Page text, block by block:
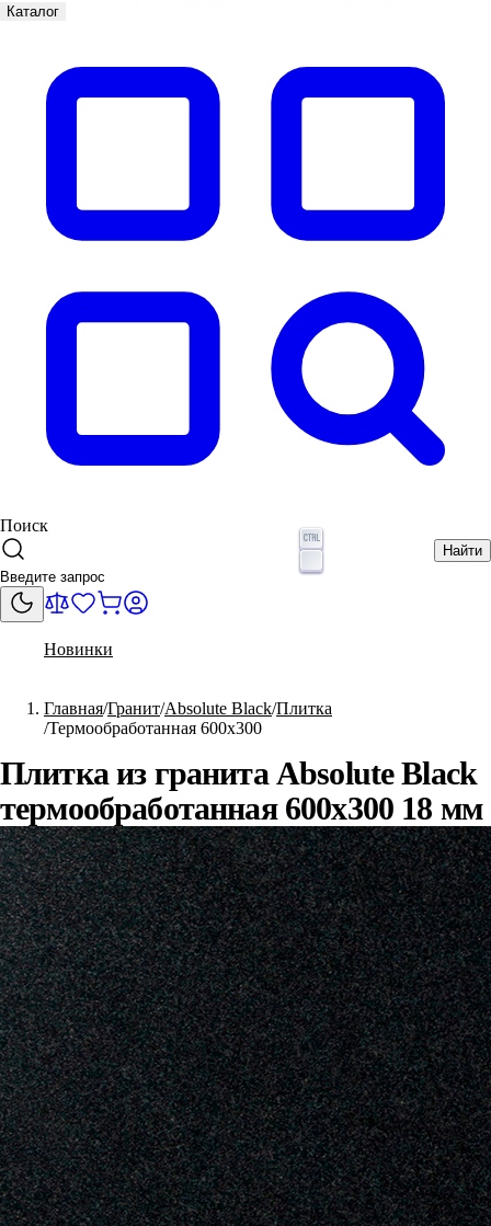
Каталог
Поиск
Найти
Новинки
Главная Гранит Absolute Black Плитка
Термообработанная 600x300
Плитка из гранита Absolute Black
термообработанная 600x300 18 мм